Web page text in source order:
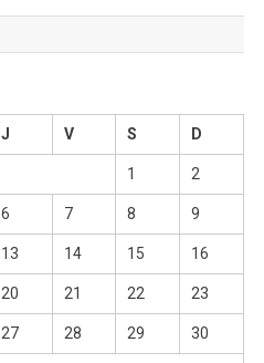
J V S D
1 2
6 7 8 9
13 14 15 16
20 21 22 23
27 28 29 30